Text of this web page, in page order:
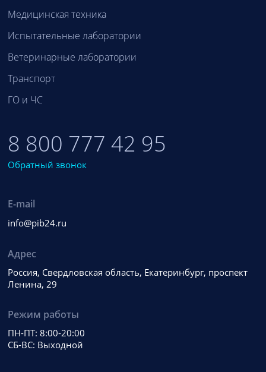
Медицинская техника
Испытательные лаборатории
Ветеринарные лаборатории
Транспорт
ГО и ЧС
8 800 777 42 95
Обратный звонок
E-mail
info@pib24.ru
Адрес
Россия, Свердловская область, Екатеринбург, проспект
Ленина, 29
Режим работы
ПН-ПТ: 8:00-20:00
СБ-ВС: Выходной